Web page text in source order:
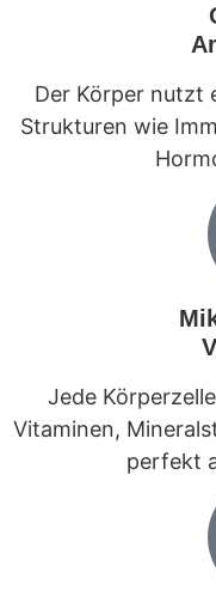
Der Körper nutzt
Strukturen wie
Jede
Vitaminen,
perfekt